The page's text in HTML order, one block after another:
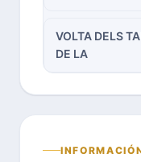
VOLTA DELS
DE LA